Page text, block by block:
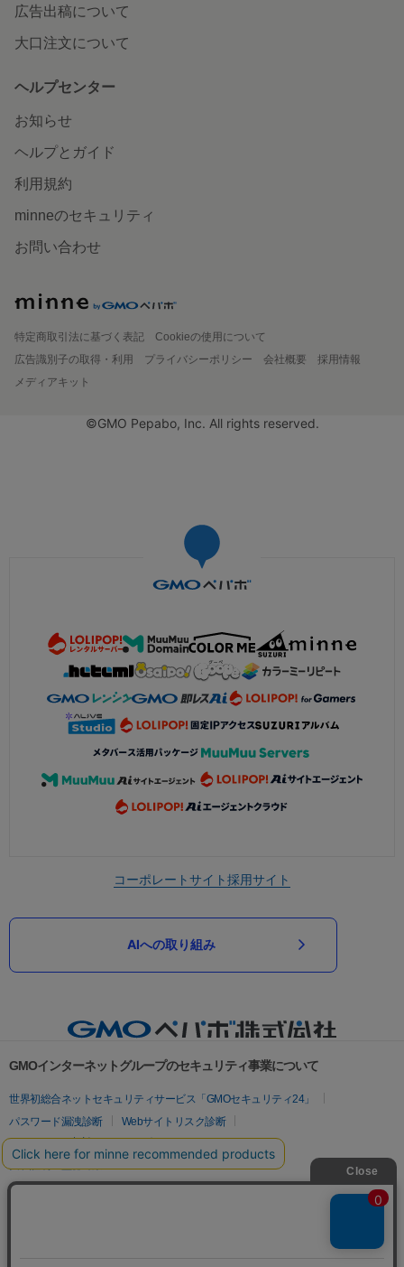
広告出稿について
大口注文について
ヘルプセンター
お知らせ
ヘルプとガイド
利用規約
minneのセキュリティ
お問い合わせ
特定商取引法に基づく表記
Cookieの使用について
広告識別子の取得・利用
プライバシーポリシー 会社概要
採用情報
メディアキット
©GMO Pepabo, Inc. All rights reserved.
コーポレートサイト採用サイト
AIへの取り組み
GMOインターネットグループのセキュリティ事業について
世界初総合ネットセキュリティサービス「GMOセキュリティ24」
パスワード漏洩診断
Webサイトリスク診断
セキュリティ相談AIチャットボット
実在証明・盗聴対策
サイバー攻撃対策（GMOサイバーセキュリティ byイエラエ）